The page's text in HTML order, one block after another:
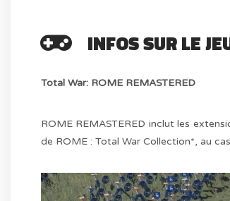
INFOS SUR LE
Total War: ROME REMASTERED
ROME REMASTERED inclut les
de ROME : Total War Collection*, au